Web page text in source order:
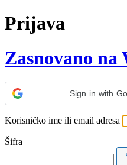
Prijava
Zasnovano na
Sign in with
Korisničko ime ili email adresa
Šifra